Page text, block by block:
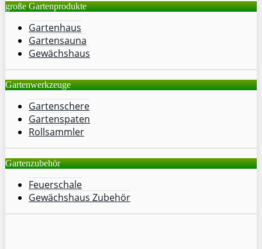
große Gartenprodukte
Gartenhaus
Gartensauna
Gewächshaus
Gartenwerkzeuge
Gartenschere
Gartenspaten
Rollsammler
Gartenzubehör
Feuerschale
Gewächshaus Zubehör